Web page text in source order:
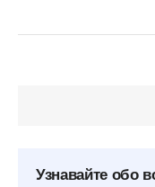
Узнавайте обо